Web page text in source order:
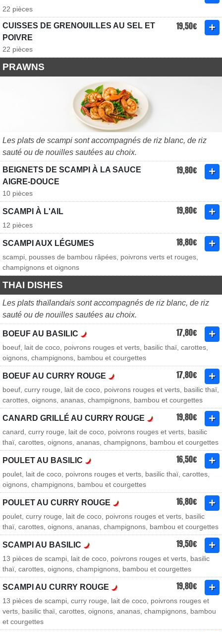
22 pièces
CUISSES DE GRENOUILLES AU SEL ET
POIVRE
19,50€
22 pièces
PRAWNS
Les plats de scampi sont accompagnés de riz blanc, de riz
sauté ou de nouilles sautées au choix.
BEIGNETS DE SCAMPI À LA SAUCE
AIGRE-DOUCE
19,80€
10 pièces
SCAMPI À L'AIL 19,80€
12 pièces
SCAMPI AUX LÉGUMES 18,80€
scampi, pousses de bambou râpées, poivrons verts et rouges,
champignons et oignons
THAI DISHES
Les plats thaïlandais sont accompagnés de riz blanc, de riz
sauté ou de nouilles sautées au choix.
BOEUF AU BASILIC 17,80€
boeuf, lait de coco, poivrons rouges et verts, basilic thaï, carottes,
oignons, champignons, bambou et courgettes
BOEUF AU CURRY ROUGE 17,80€
boeuf, curry rouge, lait de coco, poivrons rouges et verts, basilic thaï,
carottes, oignons, ananas, champignons, bambou et courgettes
CANARD GRILLÉ AU CURRY ROUGE 19,80€
canard, curry rouge, lait de coco, poivrons rouges et verts, basilic
thaï, carottes, oignons, ananas, champignons, bambou et courgettes
POULET AU BASILIC 16,50€
poulet, lait de coco, poivrons rouges et verts, basilic thaï, carottes,
oignons, champignons, bambou et courgettes
POULET AU CURRY ROUGE 16,80€
poulet, curry rouge, lait de coco, poivrons rouges et verts, basilic
thaï, carottes, oignons, ananas, champignons, bambou et courgettes
SCAMPI AU BASILIC 19,50€
13 pièces de scampi, lait de coco, poivrons rouges et verts, basilic
thaï, carottes, oignons, champignons, bambou et courgettes
SCAMPI AU CURRY ROUGE 19,80€
13 pièces de scampi, curry rouge, lait de coco, poivrons rouges et
verts, basilic thaï, carottes, oignons, ananas, champignons, bambou
et courgettes